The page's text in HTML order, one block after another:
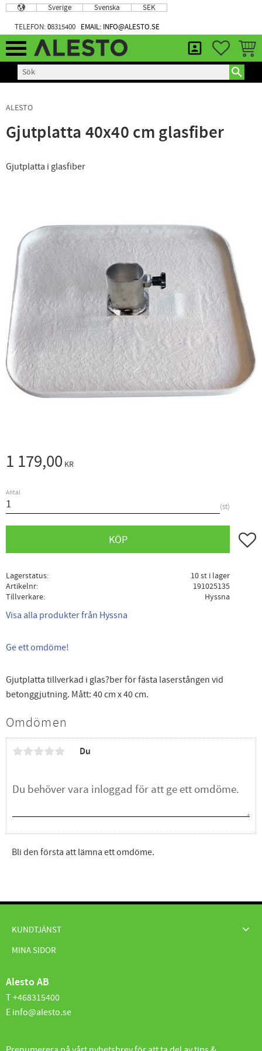
Meny
Sverige Svenska SEK
TELEFON:08315400 EMAIL: INFO@ALESTO.SE
ALESTO
Gjutplatta 40x40 cm glasfiber
Gjutplatta i glasfiber
1 179,00 KR
Antal
st
KÖP Lägg
Lagerstatus
10 st i lager
Artikelnr
191025135
Tillverkare
Hyssna
Visa alla produkter från Hyssna
Ge ett omdöme!
Gjutplatta tillverkad i glas?ber för fästa laserstången vid
betonggjutning. Mått: 40 cm x 40 cm.
Omdömen
Du
Bli den första att lämna ett omdöme.
KUNDTJÄNST
MINA SIDOR
Alesto AB
T +468315400
E info@alesto.se